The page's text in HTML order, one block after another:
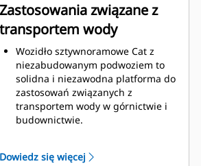
Zastosowania związane z
transportem wody
Wozidło sztywnoramowe Cat z
niezabudowanym podwoziem to
solidna i niezawodna platforma do
zastosowań związanych z
transportem wody w górnictwie i
budownictwie.
rozwiązanie do zastosowań
Dowiedz się więcej